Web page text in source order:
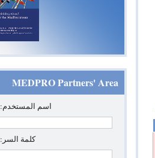
MEDPRO Partners' Area
‏اسم المستخدم: ‏
‏كلمة السر: ‏